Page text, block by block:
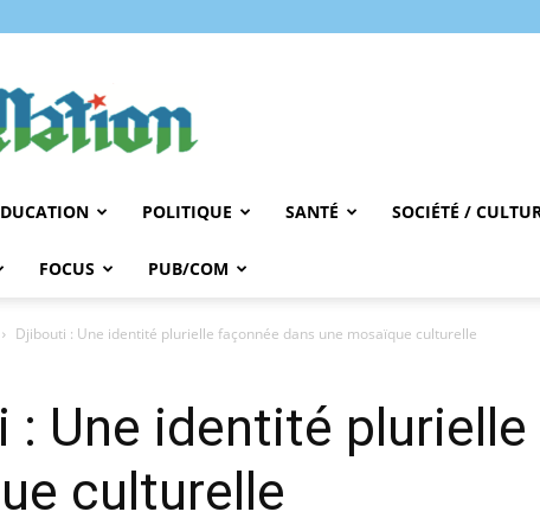
NATION
POLITIQUE SANTÉ SOCIÉTÉ /
FOCUS PUB/COM
Djibouti : Une identité plurielle façonnée dans une mosaïque culturelle
: Une identité
culturelle